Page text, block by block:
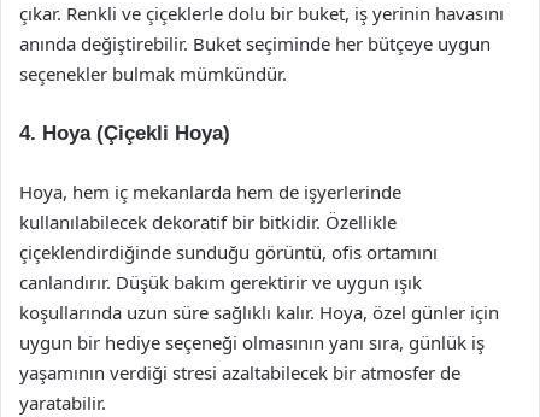
çıkar. Renkli ve çiçeklerle dolu bir buket, iş yerinin havasını
anında değiştirebilir. Buket seçiminde her bütçeye uygun
seçenekler bulmak mümkündür.
4. Hoya (Çiçekli Hoya)
Hoya, hem iç mekanlarda hem de işyerlerinde
kullanılabilecek dekoratif bir bitkidir. Özellikle
çiçeklendirdiğinde sunduğu görüntü, ofis ortamını
canlandırır. Düşük bakım gerektirir ve uygun ışık
koşullarında uzun süre sağlıklı kalır. Hoya, özel günler için
uygun bir hediye seçeneği olmasının yanı sıra, günlük iş
yaşamının verdiği stresi azaltabilecek bir atmosfer de
yaratabilir.